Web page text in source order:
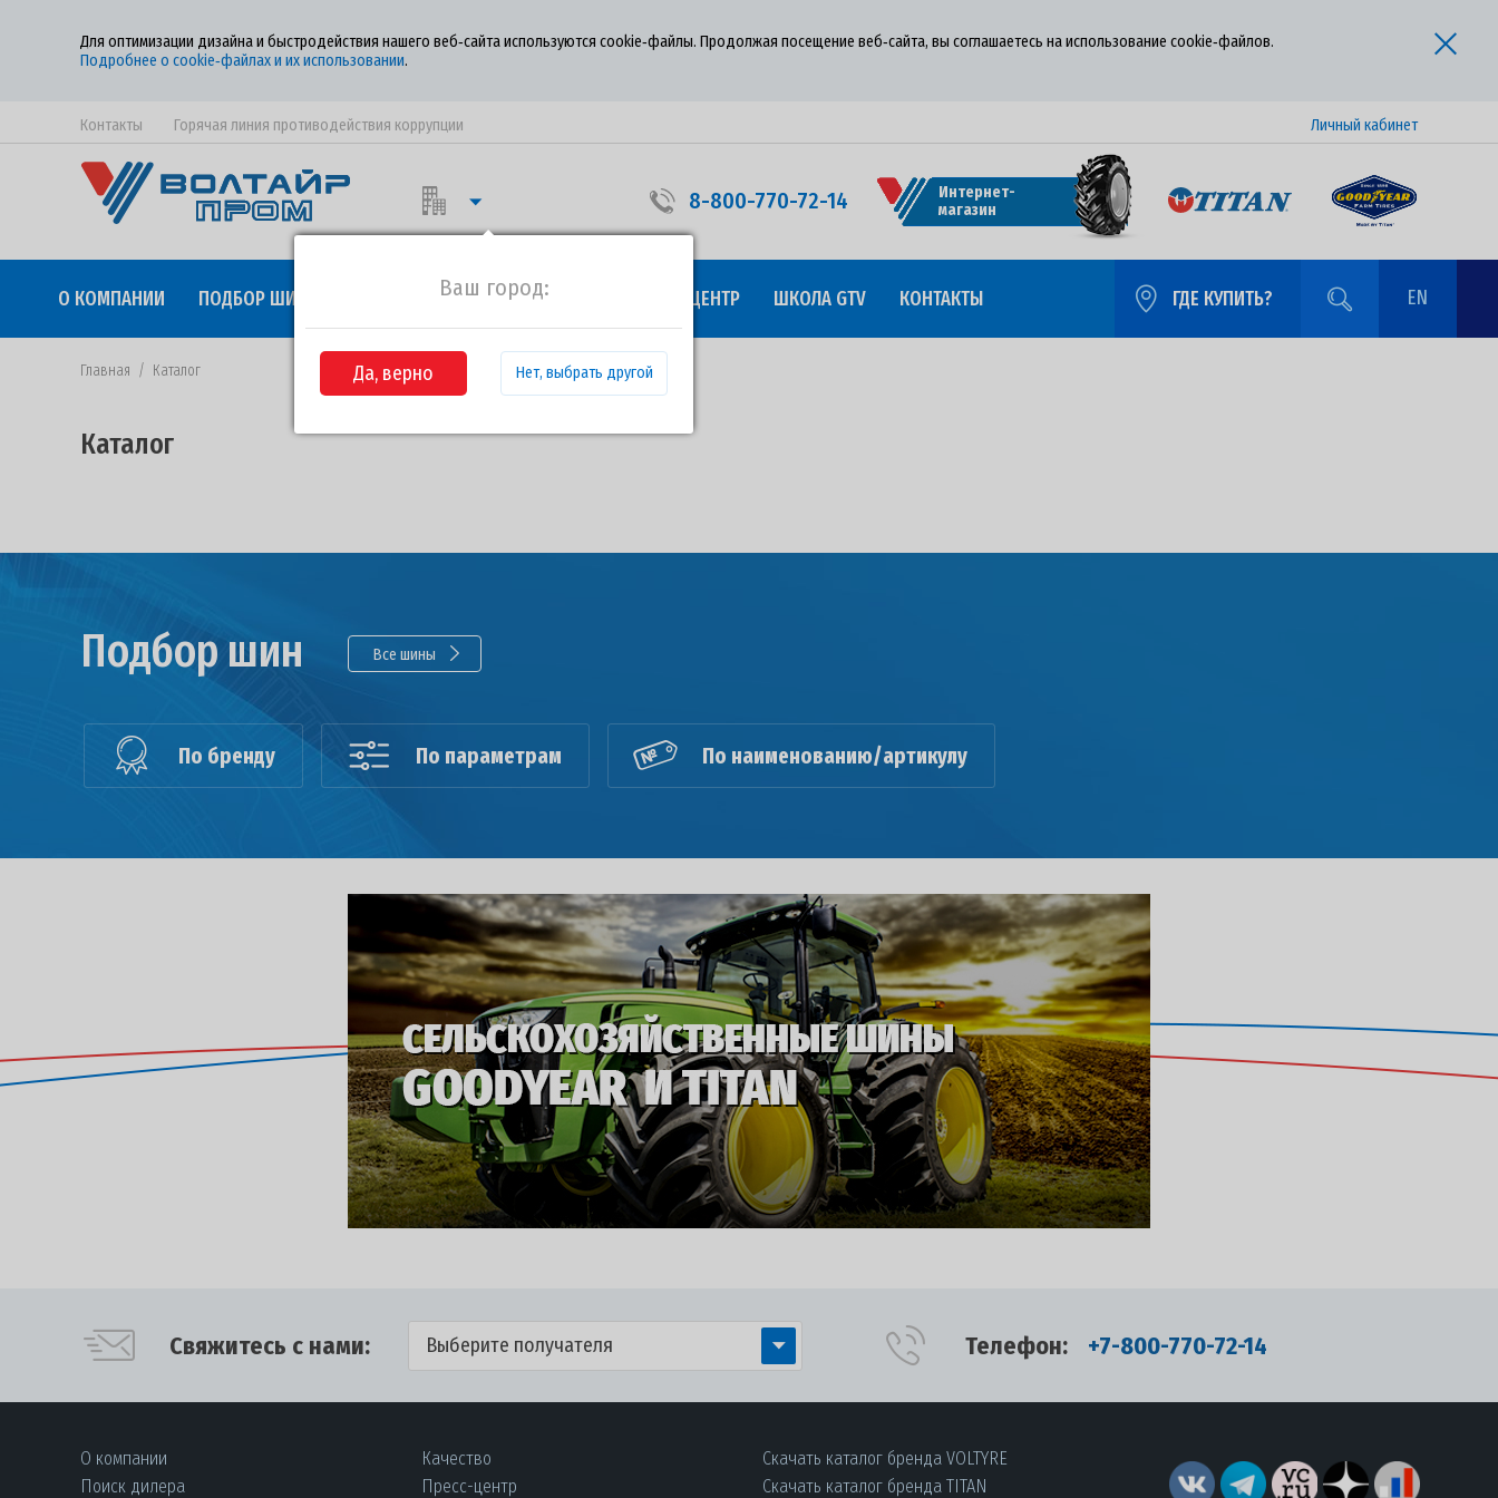
Для оптимизации дизайна и быстродействия нашего веб‑сайта используются cookie‑файлы. Продолжая посещение веб‑сайта, вы соглашаетесь на использование cookie‑файлов.
Подробнее о cookie‑файлах и их использовании.
Контакты Горячая линия противодействия коррупции Личный кабинет
Ваш город:
Да, верно Нет, выбрать другой
8-800-770-72-14
Интернет-
магазин
О КОМПАНИИ ПОДБОР ШИН СОТРУДНИЧЕСТВО ПРЕСС-ЦЕНТР ШКОЛА GTV КОНТАКТЫ ГДЕ КУПИТЬ? EN
Главная / Каталог
Каталог
Подбор шин Все шины
По бренду По параметрам По наименованию/артикулу
Свяжитесь с нами: Выберите получателя Телефон: +7-800-770-72-14
О компании
Поиск дилера
Качество
Пресс-центр
Скачать каталог бренда VOLTYRE
Скачать каталог бренда TITAN